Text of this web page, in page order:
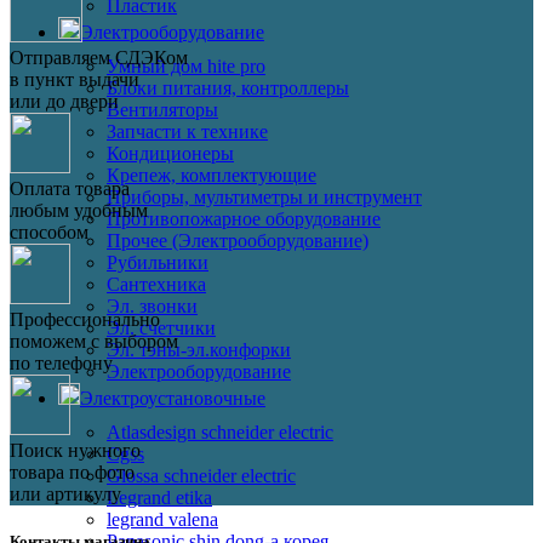
Пластик
Электрооборудование
Умный дом hite pro
Блоки питания, контроллеры
Вентиляторы
Запчасти к технике
Кондиционеры
Крепеж, комплектующие
Приборы, мультиметры и инструмент
Противопожарное оборудование
Прочее (Электрооборудование)
Рубильники
Сантехника
Эл. звонки
Эл. счетчики
Эл. тэны-эл.конфорки
Электрооборудование
Электроустановочные
Atlasdesign schneider electric
Cgss
Glossa schneider electric
Legrand etika
legrand valena
Отправляем СДЭКом
в пункт выдачи
или до двери
Оплата товара
любым удобным
способом
Профессионально
поможем с выбором
по телефону
Поиск нужного
товара по фото
или артикулу